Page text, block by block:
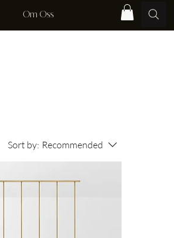
Om Oss
Sort by: Recommended